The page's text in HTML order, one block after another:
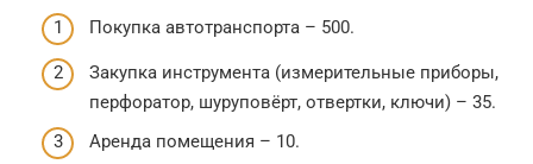
Покупка автотранспорта – 500.
Закупка инструмента (измерительные приборы,
перфоратор, шуруповёрт, отвертки, ключи) – 35.
Аренда помещения – 10.